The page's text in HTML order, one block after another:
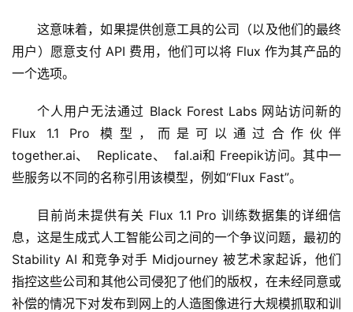
这意味着，如果提供创意工具的公司（以及他们的最终
用户）愿意支付 API 费用，他们可以将 Flux 作为其产品的
一个选项。
个人用户无法通过 Black Forest Labs 网站访问新的
Flux 1.1 Pro 模型，而是可以通过合作伙伴
together.ai、  Replicate、  fal.ai和 Freepik访问。其中一
些服务以不同的名称引用该模型，例如“Flux Fast”。
目前尚未提供有关 Flux 1.1 Pro 训练数据集的详细信
息，这是生成式人工智能公司之间的一个争议问题，最初的
Stability AI 和竞争对手 Midjourney 被艺术家起诉，他们
指控这些公司和其他公司侵犯了他们的版权，在未经同意或
补偿的情况下对发布到网上的人造图像进行大规模抓取和训